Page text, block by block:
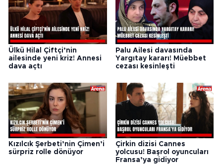
Ülkü Hilal Çiftçi’nin
ailesinde yeni kriz! Annesi
dava açtı
Palu Ailesi davasında
Yargıtay kararı! Müebbet
cezası kesinleşti
Kızılcık Şerbeti’nin Çimen’i
sürpriz rolle dönüyor
Çirkin dizisi Cannes
yolcusu! Başrol oyuncuları
Fransa’ya gidiyor